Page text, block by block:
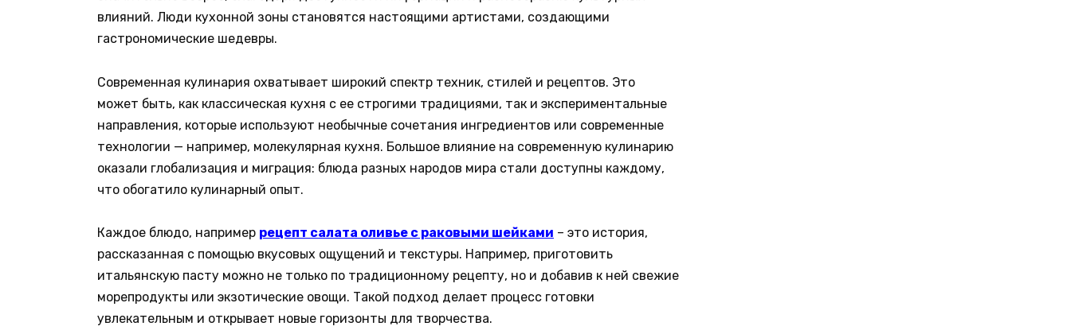
влияний. Люди кухонной зоны становятся настоящими артистами, создающими
гастрономические шедевры.
Современная кулинария охватывает широкий спектр техник, стилей и рецептов. Это
может быть, как классическая кухня с ее строгими традициями, так и экспериментальные
направления, которые используют необычные сочетания ингредиентов или современные
технологии — например, молекулярная кухня. Большое влияние на современную кулинарию
оказали глобализация и миграция: блюда разных народов мира стали доступны каждому,
что обогатило кулинарный опыт.
Каждое блюдо, например рецепт салата оливье с раковыми шейками – это история,
рассказанная с помощью вкусовых ощущений и текстуры. Например, приготовить
итальянскую пасту можно не только по традиционному рецепту, но и добавив к ней свежие
морепродукты или экзотические овощи. Такой подход делает процесс готовки
увлекательным и открывает новые горизонты для творчества.